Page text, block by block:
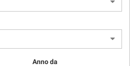
Anno da